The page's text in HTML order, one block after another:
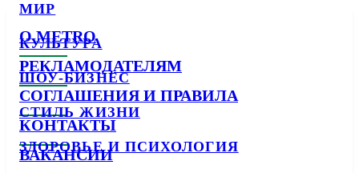
МИР
КУЛЬТУРА
ШОУ-БИЗНЕС
СТИЛЬ ЖИЗНИ
ЗДОРОВЬЕ И ПСИХОЛОГИЯ
О METRO
РЕКЛАМОДАТЕЛЯМ
СОГЛАШЕНИЯ И ПРАВИЛА
КОНТАКТЫ
ВАКАНСИИ